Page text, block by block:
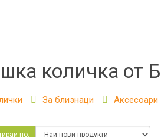
количка от
За близнаци Аксесоари
по: